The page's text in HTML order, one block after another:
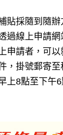
貼採隨到隨
過線上申請
申請者，可
，掛號郵寄
上8點至下午